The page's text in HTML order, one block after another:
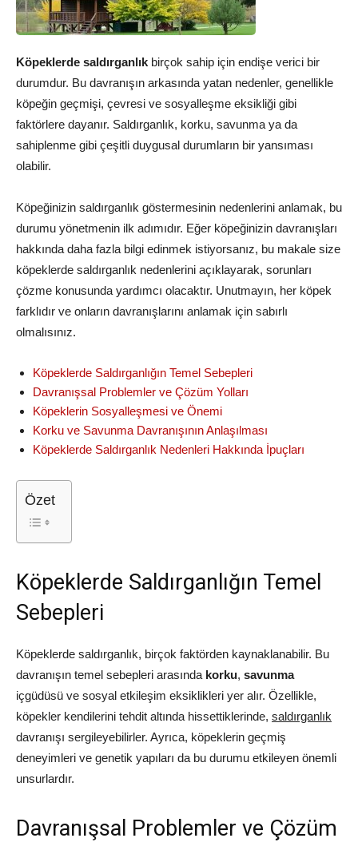
Köpeklerde saldırganlık birçok sahip için endişe verici bir
durumdur. Bu davranışın arkasında yatan nedenler, genellikle
köpeğin geçmişi, çevresi ve sosyalleşme eksikliği gibi
faktörlere dayanır. Saldırganlık, korku, savunma ya da
sahiplenme gibi çeşitli duygusal durumların bir yansıması
olabilir.
Köpeğinizin saldırganlık göstermesinin nedenlerini anlamak, bu
durumu yönetmenin ilk adımıdır. Eğer köpeğinizin davranışları
hakkında daha fazla bilgi edinmek istiyorsanız, bu makale size
köpeklerde saldırganlık nedenlerini açıklayarak, sorunları
çözme konusunda yardımcı olacaktır. Unutmayın, her köpek
farklıdır ve onların davranışlarını anlamak için sabırlı
olmalısınız.
Köpeklerde Saldırganlığın Temel Sebepleri
Davranışsal Problemler ve Çözüm Yolları
Köpeklerin Sosyalleşmesi ve Önemi
Korku ve Savunma Davranışının Anlaşılması
Köpeklerde Saldırganlık Nedenleri Hakkında İpuçları
Özet
Köpeklerde Saldırganlığın Temel
Sebepleri
Köpeklerde saldırganlık, birçok faktörden kaynaklanabilir. Bu
davranışın temel sebepleri arasında korku, savunma
içgüdüsü ve sosyal etkileşim eksiklikleri yer alır. Özellikle,
köpekler kendilerini tehdit altında hissettiklerinde, saldırganlık
davranışı sergileyebilirler. Ayrıca, köpeklerin geçmiş
deneyimleri ve genetik yapıları da bu durumu etkileyen önemli
unsurlardır.
Davranışsal Problemler ve Çözüm